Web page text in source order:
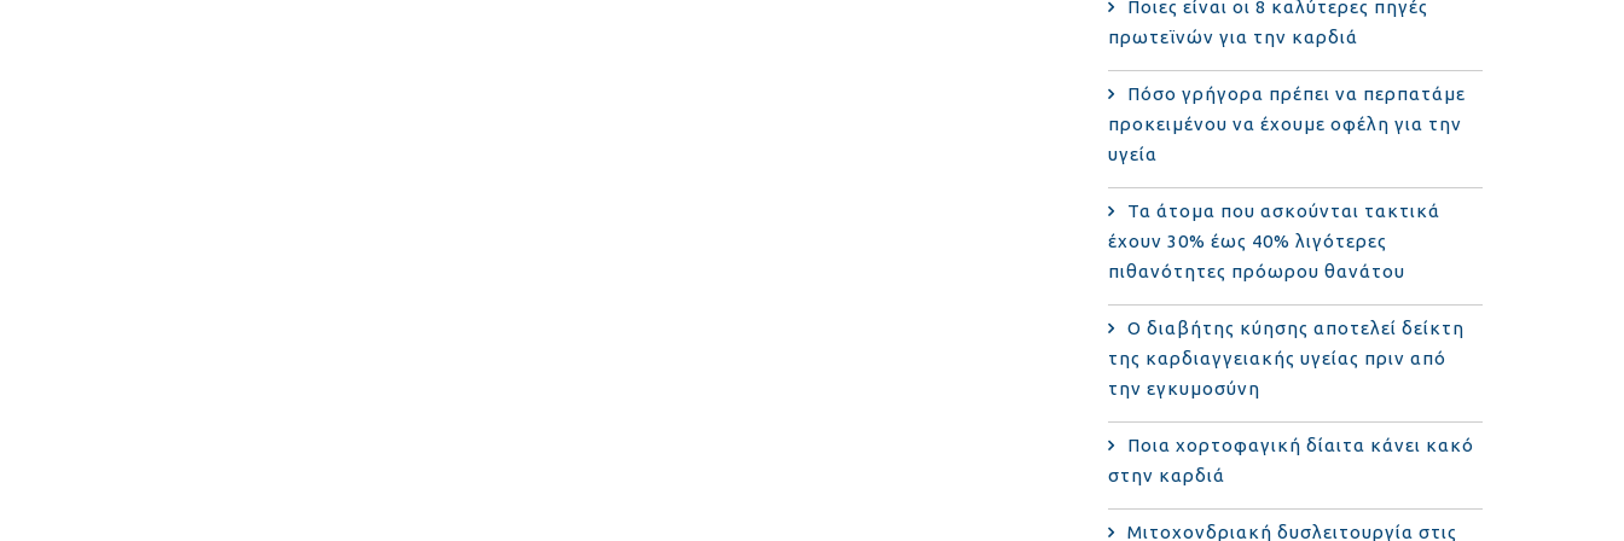
Ποιες είναι οι 8 καλύτερες πηγές
πρωτεϊνών για την καρδιά
Πόσο γρήγορα πρέπει να περπατάμε
προκειμένου να έχουμε οφέλη για την
υγεία
Τα άτομα που ασκούνται τακτικά
έχουν 30% έως 40% λιγότερες
πιθανότητες πρόωρου θανάτου
Ο διαβήτης κύησης αποτελεί δείκτη
της καρδιαγγειακής υγείας πριν από
την εγκυμοσύνη
Ποια χορτοφαγική δίαιτα κάνει κακό
στην καρδιά
Μιτοχονδριακή δυσλειτουργία στις